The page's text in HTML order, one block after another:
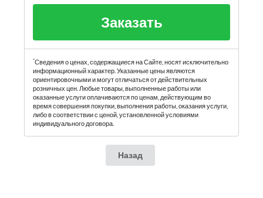
Заказать
*Сведения о ценах, содержащиеся на Сайте, носят исключительно
информационный характер. Указанные цены являются
ориентировочными и могут отличаться от действительных
розничных цен. Любые товары, выполненные работы или
оказанные услуги оплачиваются по ценам, действующим во
время совершения покупки, выполнения работы, оказания услуги,
либо в соответствии с ценой, установленной условиями
индивидуального договора.
Назад